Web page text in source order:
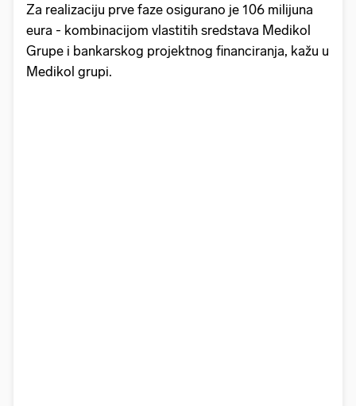
Za realizaciju prve faze osigurano je 106 milijuna
eura - kombinacijom vlastitih sredstava Medikol
Grupe i bankarskog projektnog financiranja, kažu u
Medikol grupi.